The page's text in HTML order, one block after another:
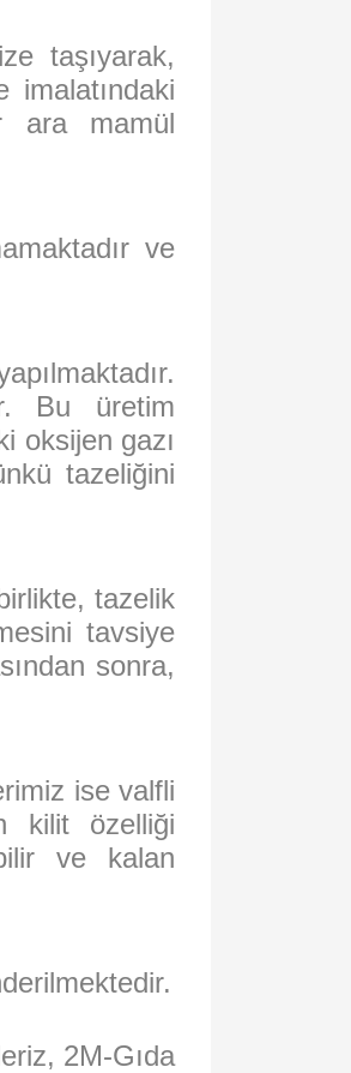
taşıyarak,
ara mamül
ve
Bu üretim
oksijen gazı
tazeliğini
tazelik
tavsiye
sonra,
ise valfli
kilit özelliği
ve kalan
2M-Gıda